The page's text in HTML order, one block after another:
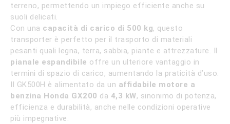
terreno, permettendo un impiego efficiente anche su
suoli delicati.
Con una capacità di carico di 500 kg, questo
transporter è perfetto per il trasporto di materiali
pesanti quali legna, terra, sabbia, piante e attrezzature. Il
pianale espandibile offre un ulteriore vantaggio in
termini di spazio di carico, aumentando la praticità d’uso.
Il GK500H è alimentato da un affidabile motore a
benzina Honda GX200 da 4,3 kW, sinonimo di potenza,
efficienza e durabilità, anche nelle condizioni operative
più impegnative.